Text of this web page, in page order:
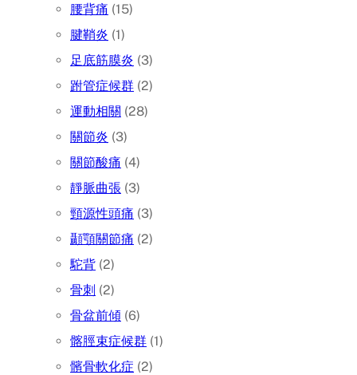
腰背痛 (15)
腱鞘炎 (1)
足底筋膜炎 (3)
跗管症候群 (2)
運動相關 (28)
關節炎 (3)
關節酸痛 (4)
靜脈曲張 (3)
頸源性頭痛 (3)
顳顎關節痛 (2)
駝背 (2)
骨刺 (2)
骨盆前傾 (6)
髂脛束症候群 (1)
髕骨軟化症 (2)